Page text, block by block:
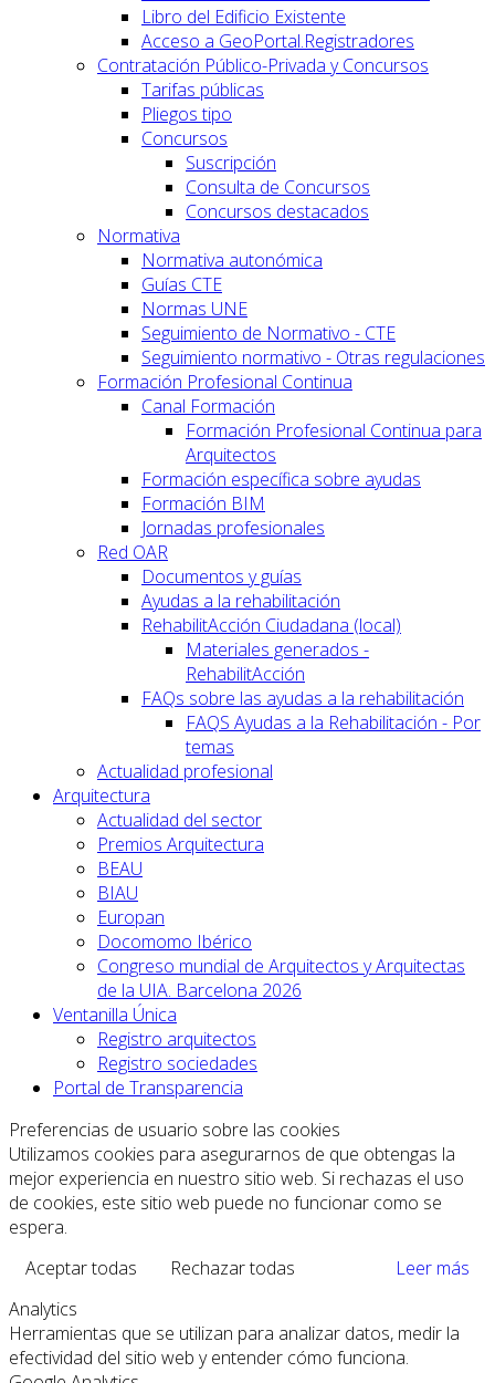
Libro del Edificio Existente
Acceso a GeoPortal.Registradores
Contratación Público-Privada y Concursos
Tarifas públicas
Pliegos tipo
Concursos
Suscripción
Consulta de Concursos
Concursos destacados
Normativa
Normativa autonómica
Guías CTE
Normas UNE
Seguimiento de Normativo - CTE
Seguimiento normativo - Otras regulaciones
Formación Profesional Continua
Canal Formación
Formación Profesional Continua para
Arquitectos
Formación específica sobre ayudas
Formación BIM
Jornadas profesionales
Red OAR
Documentos y guías
Ayudas a la rehabilitación
RehabilitAcción Ciudadana (local)
Materiales generados -
RehabilitAcción
FAQs sobre las ayudas a la rehabilitación
FAQS Ayudas a la Rehabilitación - Por
temas
Actualidad profesional
Arquitectura
Actualidad del sector
Premios Arquitectura
BEAU
BIAU
Europan
Docomomo Ibérico
Congreso mundial de Arquitectos y Arquitectas
de la UIA. Barcelona 2026
Ventanilla Única
Registro arquitectos
Registro sociedades
Portal de Transparencia
Preferencias de usuario sobre las cookies
Utilizamos cookies para asegurarnos de que obtengas la
mejor experiencia en nuestro sitio web. Si rechazas el uso
de cookies, este sitio web puede no funcionar como se
espera.
Aceptar todas
Rechazar todas
Leer más
Analytics
Herramientas que se utilizan para analizar datos, medir la
efectividad del sitio web y entender cómo funciona.